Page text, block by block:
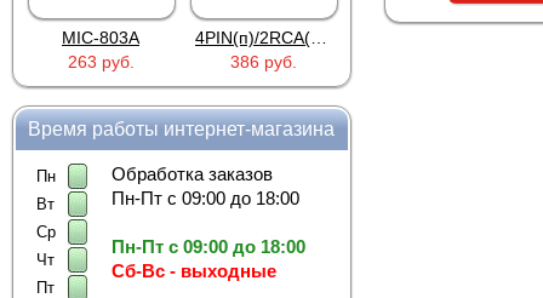
MIC-803A
263 руб.
386 руб.
Время работы интернет-магазина
Пн
Вт
Ср
Чт
Пт
Обработка заказов
Пн-Пт с 09:00 до 18:00
Пн-Пт с 09:00 до 18:00
Сб-Вс - выходные